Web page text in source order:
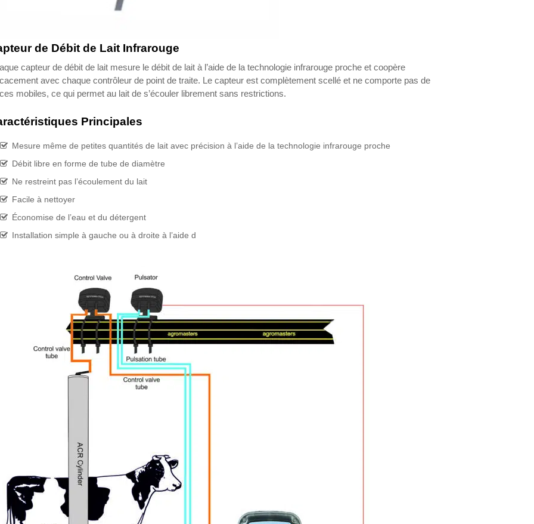
de Débit de Lait Infrarouge
capteur de débit de lait mesure le débit de lait à l’aide de la technologie infrarouge proche et coopère
avec chaque contrôleur de point de traite. Le capteur est complètement scellé et ne comporte pas de
mobiles, ce qui permet au lait de s’écouler librement sans restrictions.
Principales
Mesure même de petites quantités de lait avec précision à l’aide de la technologie infrarouge proche
Débit libre en forme de tube de diamètre
Ne restreint pas l’écoulement du lait
Facile à nettoyer
Économise de l’eau et du détergent
Installation simple à gauche ou à droite à l’aide d